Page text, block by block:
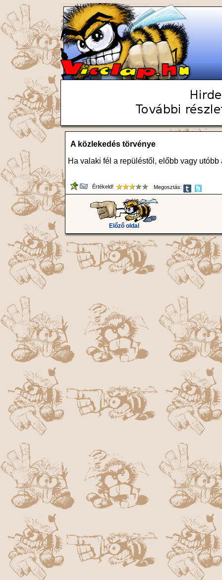
A közlekedés törvénye
Ha valaki fél a repüléstől, előbb vagy
Értékeld! Megosztás:
Előző oldal